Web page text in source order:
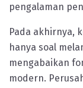
pengalaman
Pada akhirnya,
hanya soal
mengabaikan
modern.